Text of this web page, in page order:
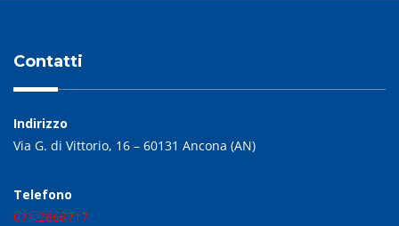
Contatti
Indirizzo
Via G. di Vittorio, 16 – 60131 Ancona (AN)
Telefono
071.2868717